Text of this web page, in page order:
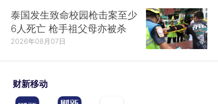
泰国发生致命校园枪击案至少
6人死亡 枪手祖父母亦被杀
2026年08月07日
财新移动